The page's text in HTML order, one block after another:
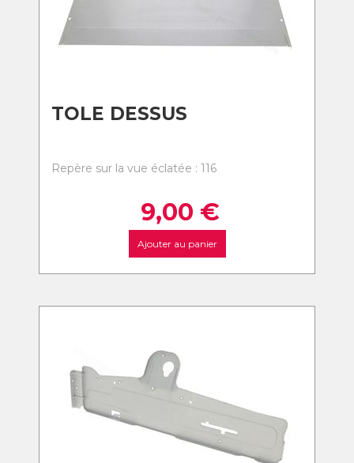
TOLE DESSUS
Repère sur la vue éclatée : 116
9,00 €
Ajouter au panier